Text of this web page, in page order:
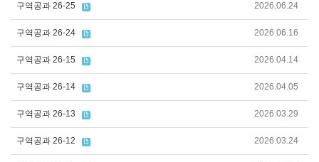
구역공과 26-25 2026.06.24
구역공과 26-24 2026.06.16
구역공과 26-15 2026.04.14
구역공과 26-14 2026.04.05
구역공과 26-13 2026.03.29
구역공과 26-12 2026.03.24